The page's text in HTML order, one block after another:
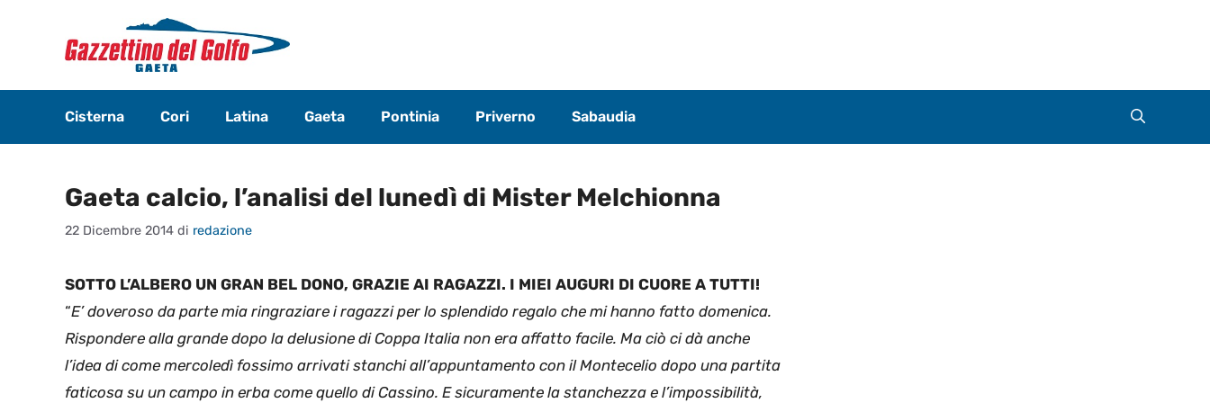
contenuto
Cisterna Cori Latina Gaeta Pontinia Priverno Sabaudia
Gaeta calcio, l’analisi del lunedì di Mister Melchionna
22 Dicembre 2014 di redazione
SOTTO L’ALBERO UN GRAN BEL DONO, GRAZIE AI RAGAZZI. I MIEI AUGURI DI CUORE A TUTTI!
“E’ doveroso da parte mia ringraziare i ragazzi per lo splendido regalo che mi hanno fatto domenica.
Rispondere alla grande dopo la delusione di Coppa Italia non era affatto facile. Ma ciò ci dà anche
l’idea di come mercoledì fossimo arrivati stanchi all’appuntamento con il Montecelio dopo una partita
faticosa su un campo in erba come quello di Cassino. E sicuramente la stanchezza e l’impossibilità,